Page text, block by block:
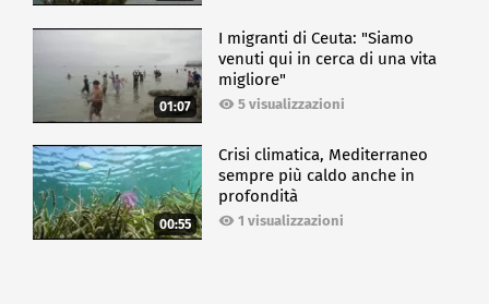
01:07
I migranti di Ceuta: "Siamo
venuti qui in cerca di una vita
migliore"
5 visualizzazioni
00:55
Crisi climatica, Mediterraneo
sempre più caldo anche in
profondità
1 visualizzazioni